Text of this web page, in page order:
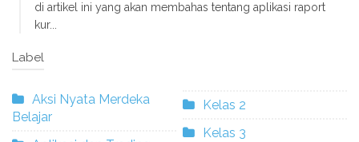
di artikel ini yang akan membahas tentang aplikasi raport
kur...
Label
Aksi Nyata Merdeka
Belajar
Kelas 2
Kelas 3